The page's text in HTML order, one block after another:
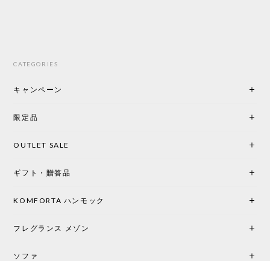
CATEGORIES
キャンペーン
限定品
OUTLET SALE
ギフト・贈答品
KOMFORTA ハンモック
フレグランス メゾン
ソファ